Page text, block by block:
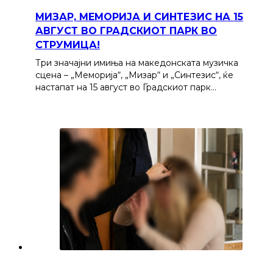
МИЗАР, МЕМОРИЈА И СИНТЕЗИС НА 15
АВГУСТ ВО ГРАДСКИОТ ПАРК ВО
СТРУМИЦА!
Три значајни имиња на македонската музичка
сцена – „Меморија“, „Мизар“ и „Синтезис“, ќе
настапат на 15 август во Градскиот парк…